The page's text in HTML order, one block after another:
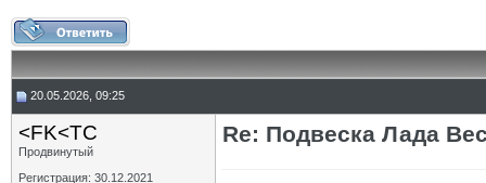
20.05.2026, 09:25
<FK<TC
Продвинутый
Регистрация: 30.12.2021
Re: Подвеска Лада